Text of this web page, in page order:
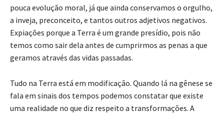
pouca evolução moral, já que ainda conservamos o orgulho,
a inveja, preconceito, e tantos outros adjetivos negativos.
Expiações porque a Terra é um grande presídio, pois não
temos como sair dela antes de cumprirmos as penas a que
geramos através das vidas passadas.
Tudo na Terra está em modificação. Quando lá na gênese se
fala em sinais dos tempos podemos constatar que existe
uma realidade no que diz respeito a transformações. A